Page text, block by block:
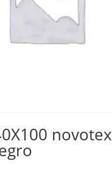
novotex